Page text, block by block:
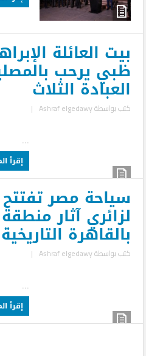
بيت العائلة
ظبي يرحب
العبادة الثلاث
كتب بواسطةAshraf elgedawy
|
إقرأ
سياحة مصر
لزائري آثار
بالقاهرة التاريخية
كتب بواسطةAshraf elgedawy
|
إقرأ